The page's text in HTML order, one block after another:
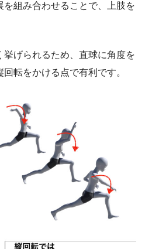
を組み合わせることで、上肢を
げられるため、直球に角度を
転をかける点で有利です。